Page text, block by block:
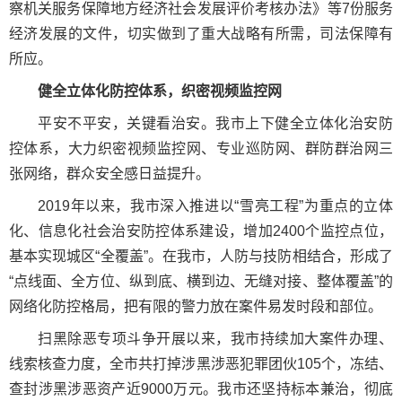
察机关服务保障地方经济社会发展评价考核办法》等7份服务
经济发展的文件，切实做到了重大战略有所需，司法保障有
所应。
健全立体化防控体系，织密视频监控网
平安不平安，关键看治安。我市上下健全立体化治安防
控体系，大力织密视频监控网、专业巡防网、群防群治网三
张网络，群众安全感日益提升。
2019年以来，我市深入推进以“雪亮工程”为重点的立体
化、信息化社会治安防控体系建设，增加2400个监控点位，
基本实现城区“全覆盖”。在我市，人防与技防相结合，形成了
“点线面、全方位、纵到底、横到边、无缝对接、整体覆盖”的
网络化防控格局，把有限的警力放在案件易发时段和部位。
扫黑除恶专项斗争开展以来，我市持续加大案件办理、
线索核查力度，全市共打掉涉黑涉恶犯罪团伙105个，冻结、
查封涉黑涉恶资产近9000万元。我市还坚持标本兼治，彻底